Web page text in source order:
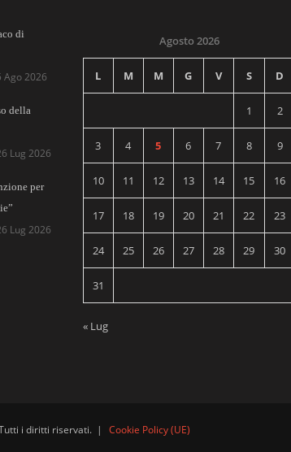
di
Ago 2026
della
Lug 2026
per
Lug 2026
Agosto 2026
L M M G V S D
1 2
3 4 5 6 7 8 9
10 11 12 13 14 15 16
17 18 19 20 21 22 23
24 25 26 27 28 29 30
31
« Lug
i diritti riservati. | Cookie Policy (UE)